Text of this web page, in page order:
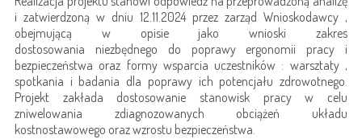
i zatwierdzoną w dniu 12.11.2024 przez zarząd Wnioskodawcy ,
obejmującą w opisie jako wnioski zakres
dostosowania niezbędnego do poprawy ergonomii pracy i
bezpieczeństwa oraz formy wsparcia uczestników : warsztaty ,
spotkania i badania dla poprawy ich potencjału zdrowotnego.
Projekt zakłada dostosowanie stanowisk pracy w celu
zniwelowania zdiagnozowanych obciążeń układu
kostnostawowego oraz wzrostu bezpieczeństwa.